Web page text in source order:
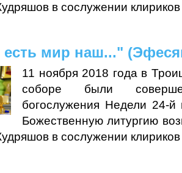
в сослужении
есть мир наш..."
11 ноября 2018 года в
соборе были
богослужения Недели 24-й
Божественную литургию
в сослужении